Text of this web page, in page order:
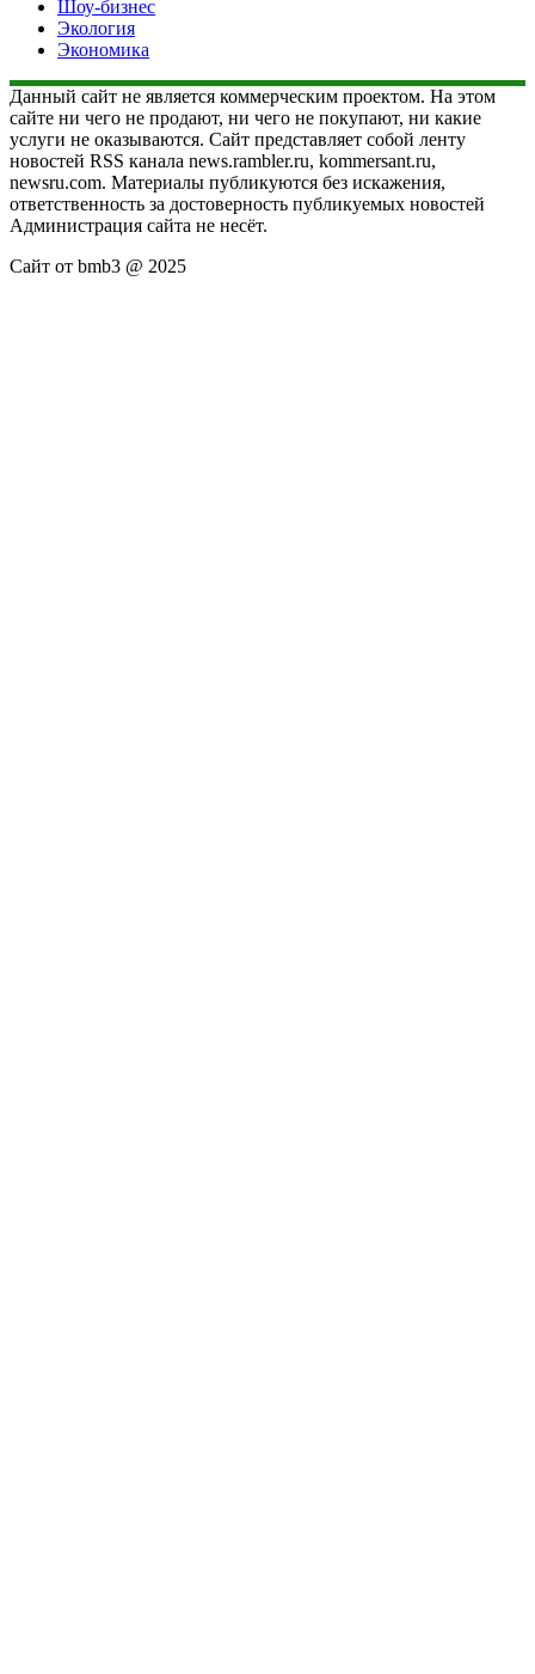
Шоу-бизнес
Экология
Экономика
Данный сайт не является коммерческим проектом. На этом
сайте ни чего не продают, ни чего не покупают, ни какие
услуги не оказываются. Сайт представляет собой ленту
новостей RSS канала news.rambler.ru, kommersant.ru,
newsru.com. Материалы публикуются без искажения,
ответственность за достоверность публикуемых новостей
Администрация сайта не несёт.
Сайт от bmb3 @ 2025